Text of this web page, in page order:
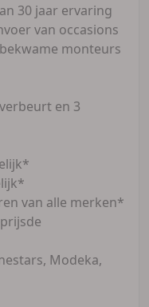
30 jaar ervaring
van occasions
monteurs
en 3
van alle merken*
Modeka,